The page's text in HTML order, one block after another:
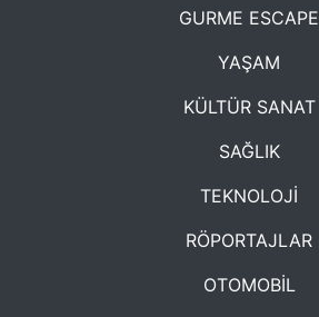
GURME ESCAPE
YAŞAM
KÜLTÜR SANAT
SAĞLIK
TEKNOLOJİ
RÖPORTAJLAR
OTOMOBİL